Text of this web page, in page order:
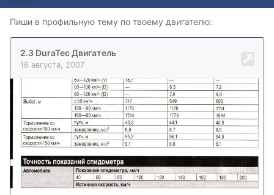
Пиши в профильную тему по твоему двигателю: